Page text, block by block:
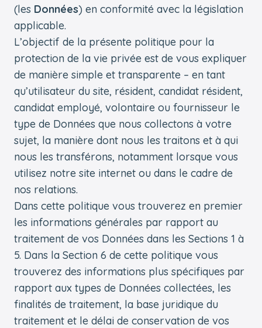
(les Données) en conformité avec la législation
applicable.
L’objectif de la présente politique pour la
protection de la vie privée est de vous expliquer
de manière simple et transparente – en tant
qu’utilisateur du site, résident, candidat résident,
candidat employé, volontaire ou fournisseur le
type de Données que nous collectons à votre
sujet, la manière dont nous les traitons et à qui
nous les transférons, notamment lorsque vous
utilisez notre site internet ou dans le cadre de
nos relations.
Dans cette politique vous trouverez en premier
les informations générales par rapport au
traitement de vos Données dans les Sections 1 à
5. Dans la Section 6 de cette politique vous
trouverez des informations plus spécifiques par
rapport aux types de Données collectées, les
finalités de traitement, la base juridique du
traitement et le délai de conservation de vos